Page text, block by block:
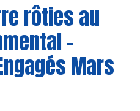
rôties au
-
Mars